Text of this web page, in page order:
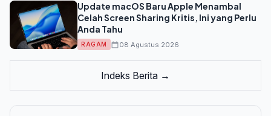
Update macOS Baru Apple Menambal
Celah Screen Sharing Kritis, Ini yang Perlu
Anda Tahu
RAGAM 08 Agustus 2026
Indeks Berita →